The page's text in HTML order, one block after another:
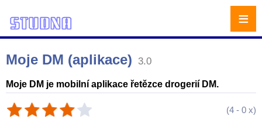
Moje DM (aplikace) 3.0
Moje DM je mobilní aplikace řetězce drogerií DM.
(4 - 0 x)
≡